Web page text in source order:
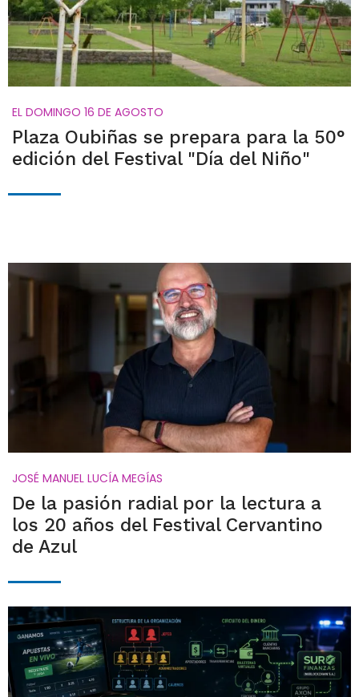
EL DOMINGO 16 DE AGOSTO
Plaza Oubiñas se prepara para la 50°
edición del Festival "Día del Niño"
JOSÉ MANUEL LUCÍA MEGÍAS
De la pasión radial por la lectura a
los 20 años del Festival Cervantino
de Azul